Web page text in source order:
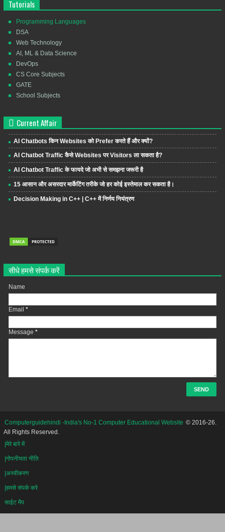
Tutorials
Programming Languages
DSA
Web Technology
AI, ML & Data Science
DevOps
CS Core Subjects
GATE
School Subjects
Current Affair
AI Chatbots किन Websites को Prefer करते हैं और क्यों?
AI Chatbot Traffic कैसे Websites पर Visitors ला सकता है?
AI Chatbot Traffic के फायदे जो अभी से समझना जरूरी है
15 आसान और असरदार मार्केटिंग तरीके जो हर कोई इस्तेमाल कर सकता है।
Decision Making in C++ | C++ में निर्णय नियंत्रण
सीधे हमसे संपर्क करें
Name
Email *
Message *
Computerguidehindi -India's No-1 Computer Educational Website © 2016-26.
All Rights Reserved.
|मेरे बारे में
|गोपनीयता नीति
|अस्वीकरण
|हमसे संपर्क करे
साईट मैप